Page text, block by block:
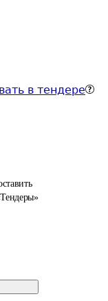
в тендере